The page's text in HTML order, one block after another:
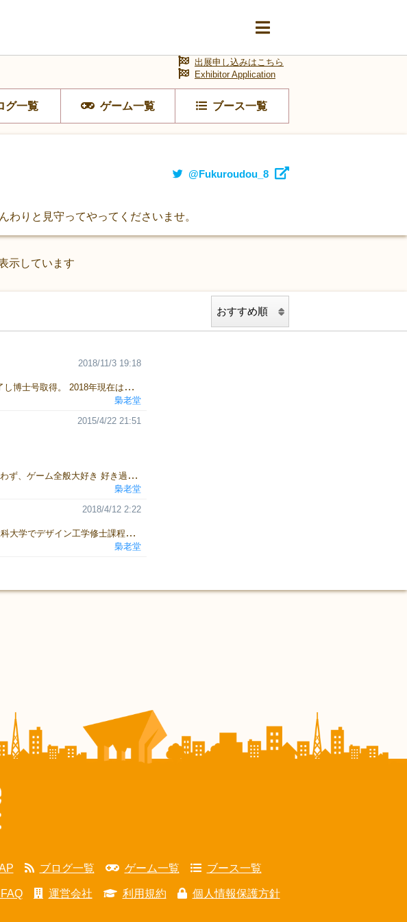
グ一覧 ゲーム一覧 ブース一覧
出展申し込みはこちら
Exhibitor Application
@Fukuroudou_8
わりと見守ってやってくださいませ。
示しています
2017年3月大阪大学大学院理学研究科を修了し博士号取得。 2018年現在は東北大学にて日本学術振興会特別研究員PD。 数が大好きで特に整数、素数に目がない。 数学に関する話題を掲載している 「INTEGERS」 を執筆中。 2014年に素数大富豪考案した。 関 真一朗 (Shin-ichiro Seki) Shin'ichiro Seki is a research scholar of mathematics. In March 2017, he obtained doctorate by completing doctoral course of graduate school of science in Osaka University. As of 2018, he is working at Tohoku University as a postdoctoral fellow of Japan Society for the Promotion of Science. He is an enthusiast for numbers; integers and prime numbers are his specialties. He is writing a blog with a topic of numbers, which is named INTEGERS. In 2014, he invented Prime Daifugo, a card game in which players take turns raising the number by forming a prime number with cards in their hand.
2018/11/3 19:18
梟老堂
『梟老堂』 の中の人 ビデオ、アナログ問わず、ゲーム全般大好き 好き過ぎて GM2014春 から制作を開始。 そろそろネタの枯渇と私生活との両立が課題になってきた、今日この頃 新しくて、本当にシンプルで面白いゲームを目指し、日夜アイデア出し。 好きなゲーム アナログ：ごいた、ローゼンケーニッヒ、ボーナンザ ・・・他多数 ビデオ：スト3 3rdstrike、スパイクアウト、PANG3、ゲイングランド ・・・他多数
2015/4/22 21:51
梟老堂
オランダのゲームデザイナー。 デルフト工科大学でデザイン工学修士課程を卒業。在学中は人間行動学を修め、 人間の行動と製品に関して多くのことを学ぶ。 このデジタル全盛の時代に、 Alpenzian を通して世界中の人たちが アナログな道具で絵を描くきっかけになってほしいと切に願う。 BGG のページ
2018/4/12 2:22
梟老堂
ブログ一覧 ゲーム一覧 ブース一覧
運営会社 利用規約 個人情報保護方針